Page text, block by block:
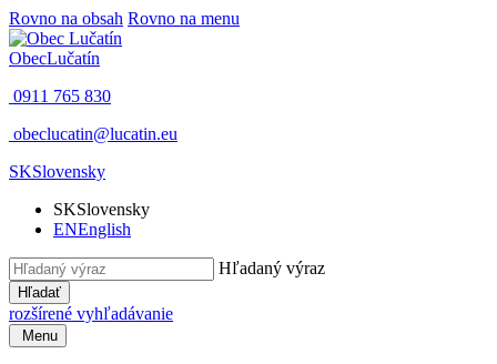
Rovno na obsah Rovno na menu
ObecLučatín
0911 765 830
obeclucatin@lucatin.eu
SKSlovensky
SKSlovensky
ENEnglish
Hľadaný výraz
Hľadať
rozšírené vyhľadávanie
Menu